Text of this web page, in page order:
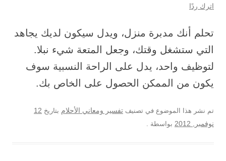
اترك ردًا
تحلم أنك مدبرة منزل، ويدل سيكون لديك يجاهد
التي ستشغل وقتك، وجعل المتعة شيء نبلا.
لتوظيف واحد، يدل على الراحة النسبية سوف
يكون من الممكن الحصول على الخاص بك.
تم نشر هذا الموضوع في تصنيف تفسير ومعاني الأحلام بتاريخ 12
نوفمبر, 2012
بواسطة .